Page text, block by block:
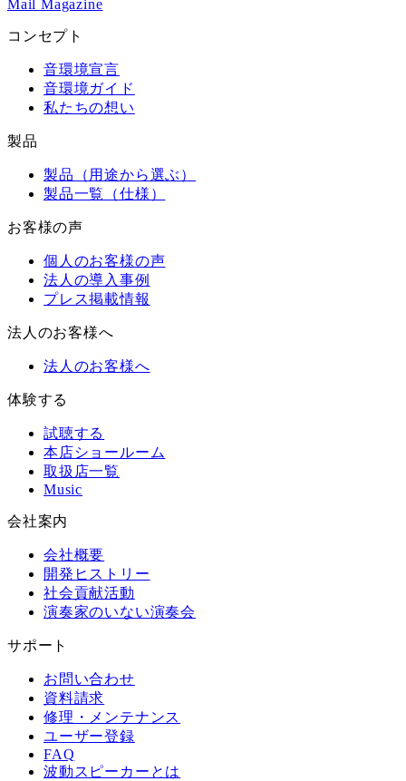
Mail Magazine
コンセプト
音環境宣言
音環境ガイド
私たちの想い
製品
製品（用途から選ぶ）
製品一覧（仕様）
お客様の声
個人のお客様の声
法人の導入事例
プレス掲載情報
法人のお客様へ
法人のお客様へ
体験する
試聴する
本店ショールーム
取扱店一覧
Music
会社案内
会社概要
開発ヒストリー
社会貢献活動
演奏家のいない演奏会
サポート
お問い合わせ
資料請求
修理・メンテナンス
ユーザー登録
FAQ
波動スピーカーとは